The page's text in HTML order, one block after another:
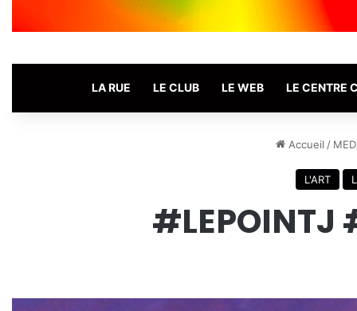
LA RUE LE CLUB LE WEB LE CENTRE
Accueil /
L'ART
#LEPOINTJ